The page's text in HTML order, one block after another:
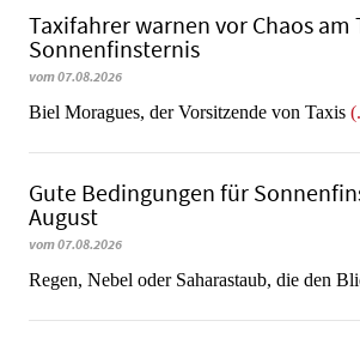
Taxifahrer warnen vor Chaos am
Sonnenfinsternis
vom 07.08.2026
​​​​​​​Biel Moragues, der Vorsitzende von Taxis
Gute Bedingungen für
August
vom 07.08.2026
Regen, Nebel oder Saharastaub, die den